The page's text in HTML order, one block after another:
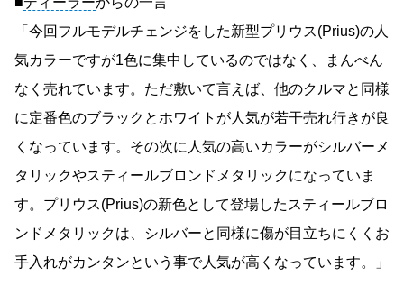
「今回フルモデルチェンジをした新型プリウス(Prius)の人
気カラーですが1色に集中しているのではなく、まんべん
なく売れています。ただ敷いて言えば、他のクルマと同様
に定番色のブラックとホワイトが人気が若干売れ行きが良
くなっています。その次に人気の高いカラーがシルバーメ
タリックやスティールブロンドメタリックになっていま
す。プリウス(Prius)の新色として登場したスティールブロ
ンドメタリックは、シルバーと同様に傷が目立ちにくくお
手入れがカンタンという事で人気が高くなっています。」